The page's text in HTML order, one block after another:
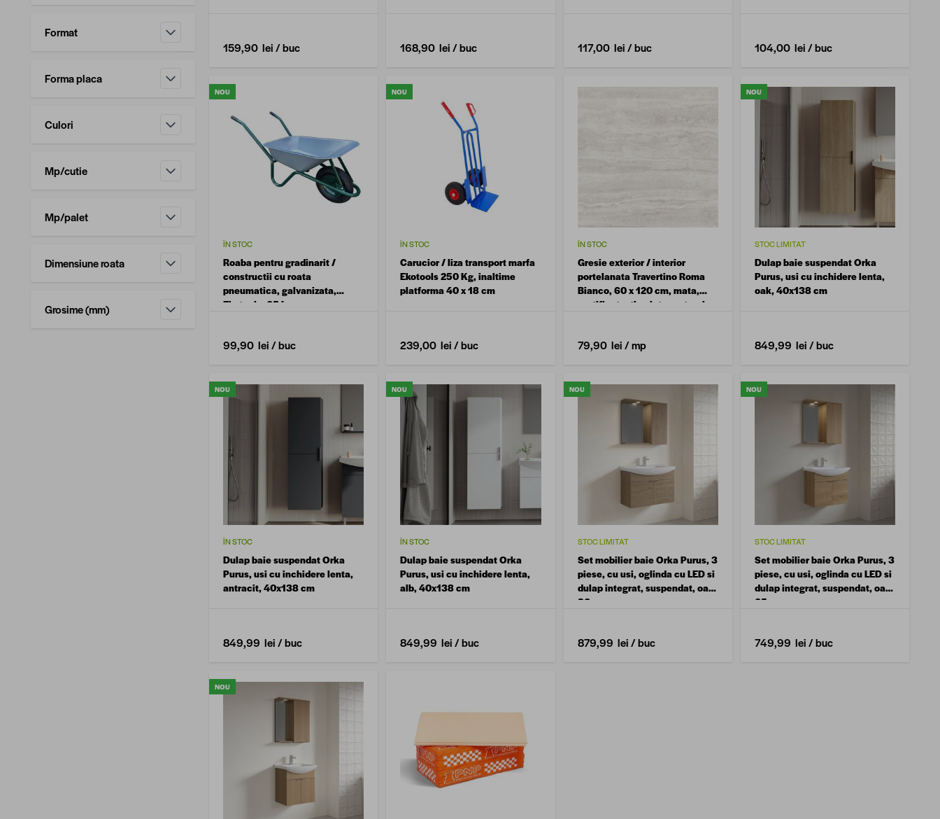
Format
Forma placa
Culori
Mp/cutie
Mp/palet
Dimensiune roata
Grosime (mm)
159,90 lei/ buc 168,90 lei/ buc 117,00 lei/ buc 104,00 lei/ buc
NOU
ÎN STOC
Roaba pentru gradinarit /
constructii cu roata
pneumatica, galvanizata,
Ekotools, 65 L
99,90 lei/ buc
NOU
ÎN STOC
Carucior / liza transport marfa
Ekotools 250 Kg, inaltime
platforma 40 x 18 cm
239,00 lei/ buc
ÎN STOC
Gresie exterior / interior
portelanata Travertino Roma
Bianco, 60 x 120 cm, mata,
rectificata, tip piatra naturala
79,90 lei/ mp
NOU
STOC LIMITAT
Dulap baie suspendat Orka
Purus, usi cu inchidere lenta,
oak, 40x138 cm
849,99 lei/ buc
NOU
ÎN STOC
Dulap baie suspendat Orka
Purus, usi cu inchidere lenta,
antracit, 40x138 cm
849,99 lei/ buc
NOU
ÎN STOC
Dulap baie suspendat Orka
Purus, usi cu inchidere lenta,
alb, 40x138 cm
849,99 lei/ buc
NOU
STOC LIMITAT
Set mobilier baie Orka Purus, 3
piese, cu usi, oglinda cu LED si
dulap integrat, suspendat, oak,
80 cm
879,99 lei/ buc
NOU
STOC LIMITAT
Set mobilier baie Orka Purus, 3
piese, cu usi, oglinda cu LED si
dulap integrat, suspendat, oak,
65 cm
749,99 lei/ buc
NOU